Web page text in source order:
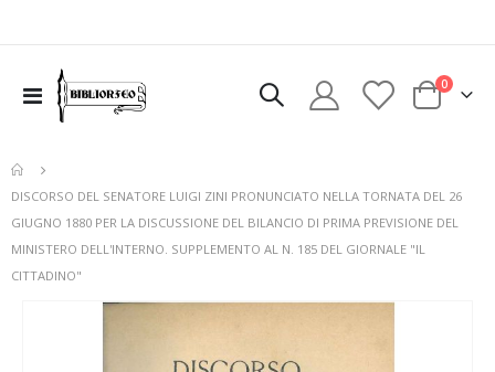
Toggle
Nav
Cart
0elementi
DISCORSO DEL SENATORE LUIGI ZINI PRONUNCIATO NELLA TORNATA DEL 26
GIUGNO 1880 PER LA DISCUSSIONE DEL BILANCIO DI PRIMA PREVISIONE DEL
MINISTERO DELL'INTERNO. SUPPLEMENTO AL N. 185 DEL GIORNALE "IL
CITTADINO"